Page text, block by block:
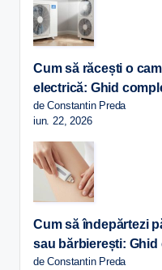
Cum să răcești o
electrică: Ghid
de Constantin Preda
iun. 22, 2026
Cum să îndepărtezi
sau bărbierești:
de Constantin Preda